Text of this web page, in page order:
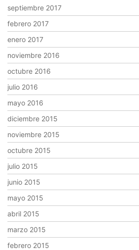
septiembre 2017
febrero 2017
enero 2017
noviembre 2016
octubre 2016
julio 2016
mayo 2016
diciembre 2015
noviembre 2015
octubre 2015
julio 2015
junio 2015
mayo 2015
abril 2015
marzo 2015
febrero 2015